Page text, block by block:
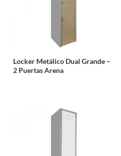
Locker Metálico Dual Grande –
2 Puertas Arena